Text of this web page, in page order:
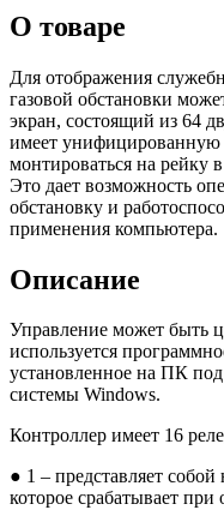
О товаре
Для отображения
газовой обстановки
экран, состоящий из 64
имеет
монтироваться на рейку
Это дает возможность
обстановку и
применения компьютера.
Описание
Управление может быть
используется
установленное на ПК
системы Windows.
Контроллер имеет 16
● 1 – представляет
которое срабатывает